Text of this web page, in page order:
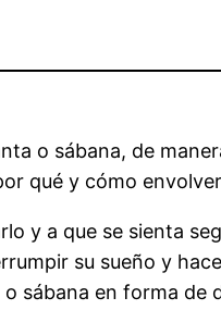
o sábana, de
qué y cómo
y a que se sienta
su sueño y
sábana en forma de